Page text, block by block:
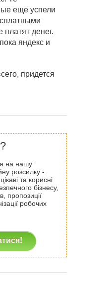
еще успели
денег.
яндекс и
придется
на нашу
розсилку -
та корисні
бізнесу,
пропозиції
робочих